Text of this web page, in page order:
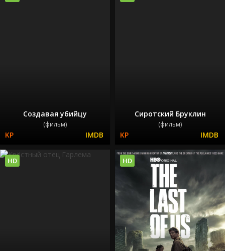
Создавая убийцу
(фильм)
Сиротский Бруклин
(фильм)
HD HD